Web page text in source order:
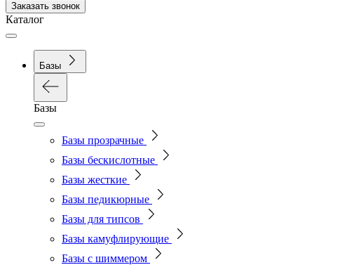
Заказать звонок
Каталог
Базы
Базы
Базы прозрачные
Базы бескислотные
Базы жесткие
Базы педикюрные
Базы для типсов
Базы камуфлирующие
Базы с шиммером